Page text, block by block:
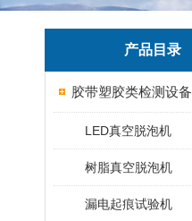
产品目录
胶带塑胶类检测设备
LED真空脱泡机
树脂真空脱泡机
漏电起痕试验机